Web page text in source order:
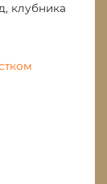
клубника